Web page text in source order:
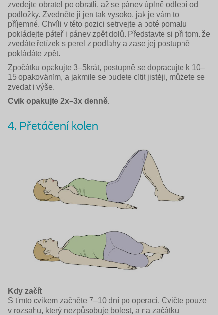
zvedejte obratel po obratli, až se pánev úplně odlepí od
podložky. Zvedněte ji jen tak vysoko, jak je vám to
příjemné. Chvíli v této pozici setrvejte a poté pomalu
pokládejte páteř i pánev zpět dolů. Představte si při tom, že
zvedáte řetízek s perel z podlahy a zase jej postupně
pokládáte zpět.
Zpočátku opakujte 3–5krát, postupně se dopracujte k 10–
15 opakováním, a jakmile se budete cítit jistěji, můžete se
zvedat i výše.
Cvik opakujte 2x–3x denně.
4. Přetáčení kolen
Kdy začít
S tímto cvikem začněte 7–10 dní po operaci. Cvičte pouze
v rozsahu, který nezpůsobuje bolest, a na začátku